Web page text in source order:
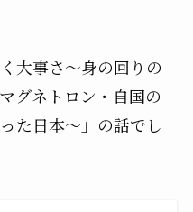
大事さ〜身の回りの
グネトロン・自国の
た日本〜」の話でし